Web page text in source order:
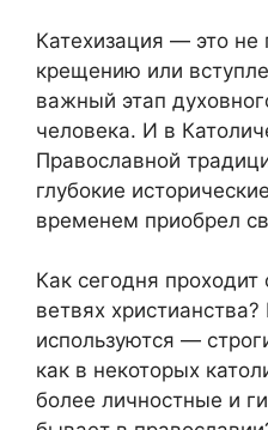
Катехизация — это не
крещению или
важный этап
человека. И в
Православной
глубокие
временем приобрел
Как сегодня
ветвях
используются —
как в некоторых
более личностные и